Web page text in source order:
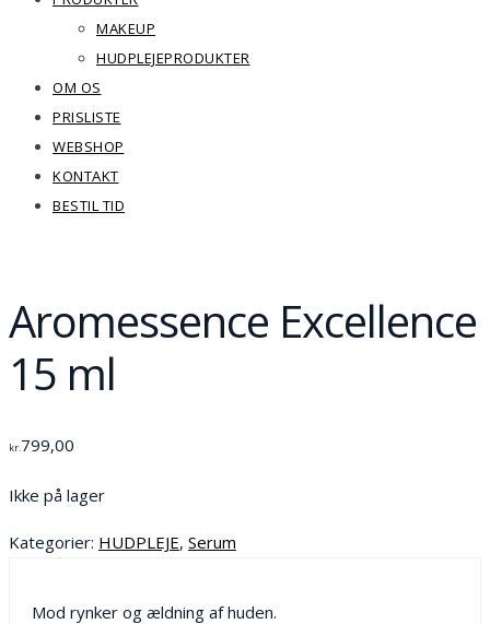
MAKEUP
HUDPLEJEPRODUKTER
OM OS
PRISLISTE
WEBSHOP
KONTAKT
BESTIL TID
Aromessence Excellence
15 ml
kr. 799,00
Ikke på lager
Kategorier: HUDPLEJE, Serum
Mod rynker og ældning af huden.